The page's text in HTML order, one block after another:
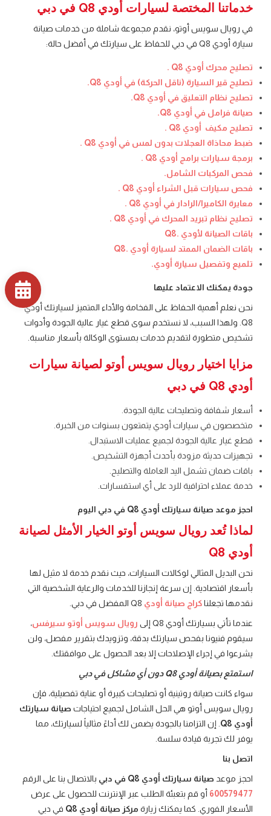
خدماتنا المختصة لسيارات أودي Q8 في دبي
في رويال سويس أوتو، نقدم مجموعة شاملة من خدمات صيانة
سيارة أودي Q8 في دبي للحفاظ على سيارتك في أفضل حالة:
تصليح محرك أودي Q8 .
تصليح قير السيارة (ناقل الحركة) في أودي Q8.
تصليح نظام التعليق في أودي Q8.
صيانة فرامل في أودي Q8.
تصليح مكيف أودي Q8 .
ضبط محاذاة العجلات بدون لمس في أودي Q8 .
برمجة سيارات برامج أودي Q8 .
فحص المركبات الشامل.
فحص سيارات قبل الشراء أودي Q8 .
معايرة الكاميرا/الرادار في أودي Q8 .
تصليح نظام تبريد المحرك في أودي Q8 .
باقات الصيانة لأودي .Q8
باقات الضمان الممتد لسيارة أودي .Q8
تلميع وتفصيل سيارة أودي.
جودة يمكنك الاعتماد عليها
نحن نعلم أهمية الحفاظ على الفخامة والأداء المتميز لسيارتك أودي
Q8. ولهذا السبب، لا نستخدم سوى قطع غيار عالية الجودة وأدوات
تشخيص متطورة لتقديم خدمات بمستوى الوكالة بأسعار مناسبة.
مزايا اختيار رويال سويس أوتو لصيانة سيارات
أودي Q8 في دبي
أسعار شفافة وتصليحات عالية الجودة.
متخصصون في سيارات أودي يتمتعون بسنوات من الخبرة.
قطع غيار عالية الجودة لجميع عمليات الاستبدال.
تجهيزات حديثة مزودة بأحدث أجهزة التشخيص.
باقات ضمان تشمل اليد العاملة والتصليح.
خدمة عملاء احترافية للرد على أي استفسارات.
احجز موعد صيانة سيارتك أودي Q8 في دبي اليوم
لماذا تُعد رويال سويس أوتو الخيار الأمثل لصيانة
أودي Q8
نحن البديل المثالي لوكالات السيارات، حيث نقدم خدمة لا مثيل لها
بأسعار اقتصادية. إن سرعة إنجازنا للخدمات والرعاية الشخصية التي
نقدمها تجعلناكراج صيانة أودي
عندما تأتي بسيارتك أودي Q8 إلى رويال سويس أوتو سيرفس،
سيقوم فنيونا بفحص سيارتك بدقة، وتزويدك بتقرير مفصل، ولن
يشرعوا في إجراء الإصلاحات إلا بعد الحصول على موافقتك.
استمتع بصيانة أودي Q8 دون أي مشاكل في دبي
سواء كانت صيانة روتينية أو تصليحات كبيرة أو عناية تفصيلية، فإن
رويال سويس أوتو هي الحل الشامل لجميع احتياجات صيانة سيارتك
أودي Q8
. إن التزامنا بالجودة يضمن لك أداءً مثالياً لسيارتك، مما
يوفر لك تجربة قيادة سلسة.
اتصل بنا
احجز موعد صيانة سيارتك أودي Q8 في دبي
بالاتصال بنا على الرقم
600579477 أو قم بتعبئة الطلب عبر الإنترنت للحصول على عرض
الأسعار الفوري. كما يمكنك زيارة مركز صيانة أودي Q8 في دبي